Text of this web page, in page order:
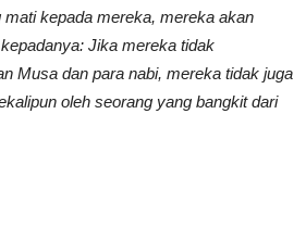
mati kepada mereka, mereka akan
Jika mereka tidak
Musa dan para nabi, mereka tidak juga
oleh seorang yang bangkit dari